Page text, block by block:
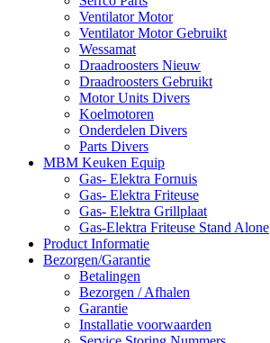
Ventilator Motor
Ventilator Motor Gebruikt
Wessamat
Draadroosters Nieuw
Draadroosters Gebruikt
Motor Units Divers
Koelmotoren
Onderdelen Divers
Parts Divers
MBM Keuken Equip
Gas- Elektra Fornuis
Gas- Elektra Friteuse
Gas- Elektra Grillplaat
Gas-Elektra Friteuse Stand Alone
Product Informatie
Bezorgen/Garantie
Betalingen
Bezorgen / Afhalen
Garantie
Installatie voorwaarden